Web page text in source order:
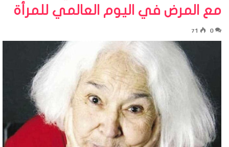
مع المرض في اليوم العالمي للمرأة
0
71